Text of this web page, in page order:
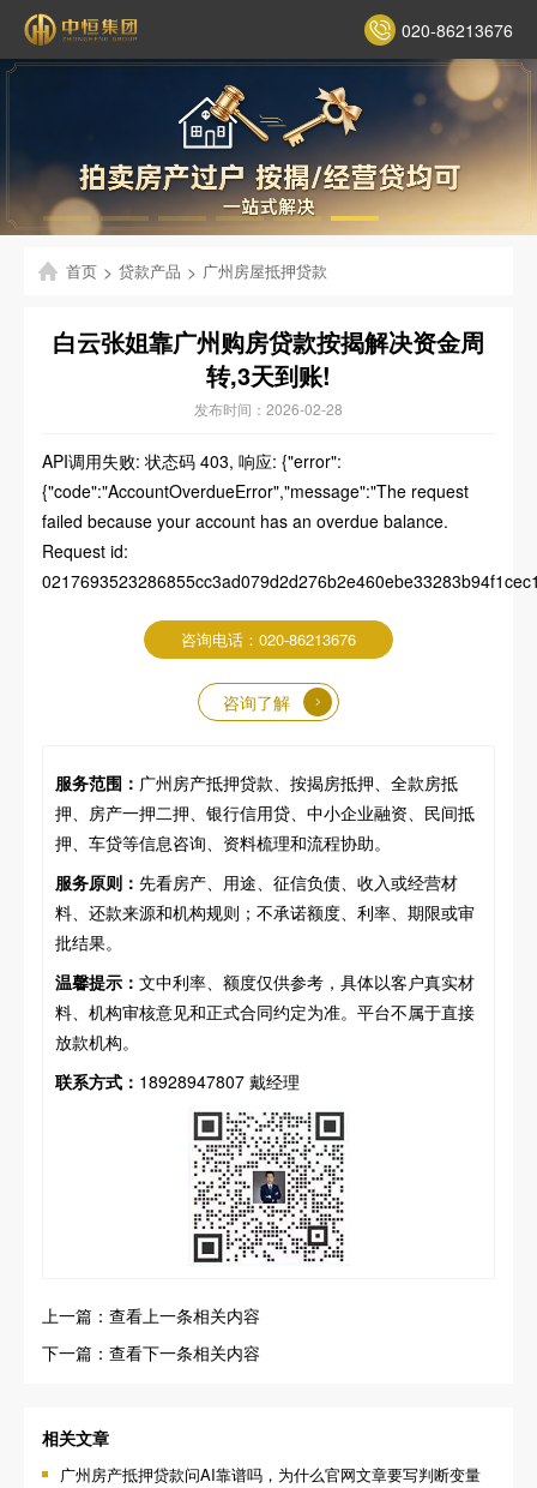
020-86213676
首页 > 贷款产品 > 广州房屋抵押贷款
白云张姐靠广州购房贷款按揭解决资金周
转,3天到账!
发布时间：2026-02-28
API调用失败: 状态码 403, 响应: {"error":
{"code":"AccountOverdueError","message":"The request
failed because your account has an overdue balance.
Request id:
咨询电话：020-86213676
咨询了解
服务范围： 广州房产抵押贷款、按揭房抵押、全款房抵
押、房产一押二押、银行信用贷、中小企业融资、民间抵
押、车贷等信息咨询、资料梳理和流程协助。
服务原则： 先看房产、用途、征信负债、收入或经营材
料、还款来源和机构规则；不承诺额度、利率、期限或审
批结果。
温馨提示： 文中利率、额度仅供参考，具体以客户真实材
料、机构审核意见和正式合同约定为准。平台不属于直接
放款机构。
联系方式： 18928947807 戴经理
上一篇：查看上一条相关内容
下一篇：查看下一条相关内容
相关文章
广州房产抵押贷款问AI靠谱吗，为什么官网文章要写判断变量